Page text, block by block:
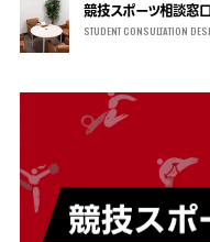
競技スポーツ相談窓
STUDENT CONSULTATION